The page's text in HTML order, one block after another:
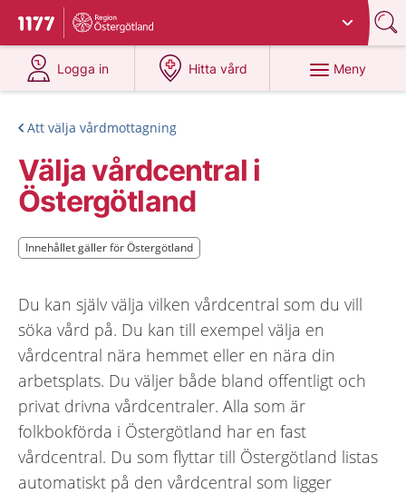
Till startsidan för 1177
Du har valt region
Logga in
på 1177.se
Hitta vård
på 1177.se
Meny
Att välja vårdmottagning
Välja vårdcentral i
Östergötland
Innehållet gäller för Östergötland
Innehållet gäller för Östergötland
Du kan själv välja vilken vårdcentral som du vill
söka vård på. Du kan till exempel välja en
vårdcentral nära hemmet eller en nära din
arbetsplats. Du väljer både bland offentligt och
privat drivna vårdcentraler. Alla som är
folkbokförda i Östergötland har en fast
vårdcentral. Du som flyttar till Östergötland listas
automatiskt på den vårdcentral som ligger